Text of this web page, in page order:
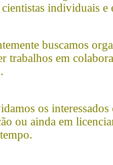
cientistas individuais
buscamos
trabalhos em
os
ou ainda em